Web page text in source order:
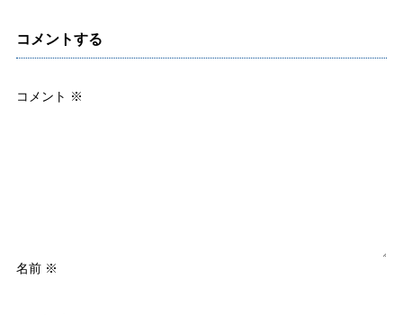
コメントする
コメント ※
名前 ※